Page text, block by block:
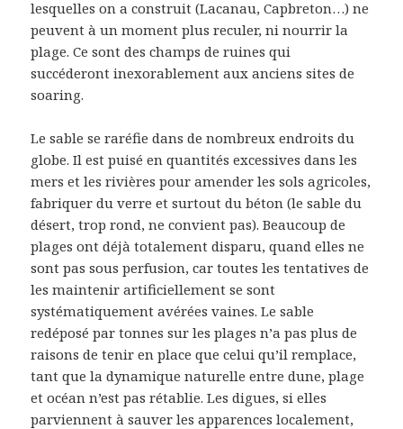
lesquelles on a construit (Lacanau, Capbreton…) ne
peuvent à un moment plus reculer, ni nourrir la
plage. Ce sont des champs de ruines qui
succéderont inexorablement aux anciens sites de
soaring.
Le sable se raréfie dans de nombreux endroits du
globe. Il est puisé en quantités excessives dans les
mers et les rivières pour amender les sols agricoles,
fabriquer du verre et surtout du béton (le sable du
désert, trop rond, ne convient pas). Beaucoup de
plages ont déjà totalement disparu, quand elles ne
sont pas sous perfusion, car toutes les tentatives de
les maintenir artificiellement se sont
systématiquement avérées vaines. Le sable
redéposé par tonnes sur les plages n’a pas plus de
raisons de tenir en place que celui qu’il remplace,
tant que la dynamique naturelle entre dune, plage
et océan n’est pas rétablie. Les digues, si elles
parviennent à sauver les apparences localement,